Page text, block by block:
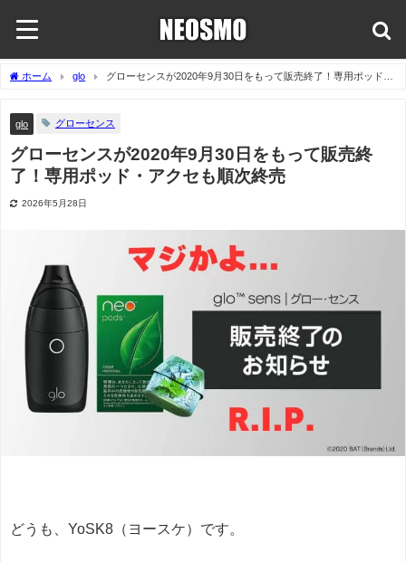
ホーム glo
グローセンスが2020年9月30日をもって販売終了！専用ポッド・
glo グローセンス
グローセンスが2020年9月30日をもって販売終
了！専用ポッド・アクセも順次終売
2026年5月28日
どうも、YoSK8（ヨースケ）です。